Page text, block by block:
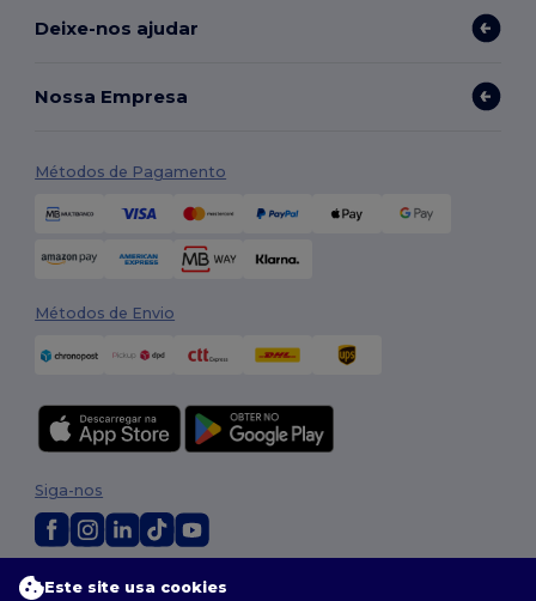
Deixe-nos ajudar
Nossa Empresa
Métodos de Pagamento
Métodos de Envio
2026. Todos os direitos reservados
Siga-nos
Este site usa cookies